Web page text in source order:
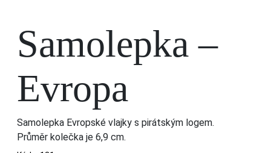
Samolepka –
Evropa
Samolepka Evropské vlajky s pirátským logem.
Průměr kolečka je 6,9 cm.